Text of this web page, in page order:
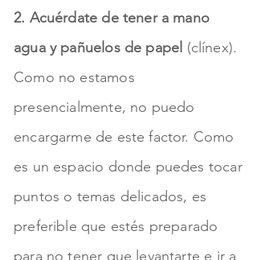
2. Acuérdate de tener a mano
agua y pañuelos de papel (clínex).
Como no estamos
presencialmente, no puedo
encargarme de este factor. Como
es un espacio donde puedes tocar
puntos o temas delicados, es
preferible que estés preparado
para no tener que levantarte e ir a